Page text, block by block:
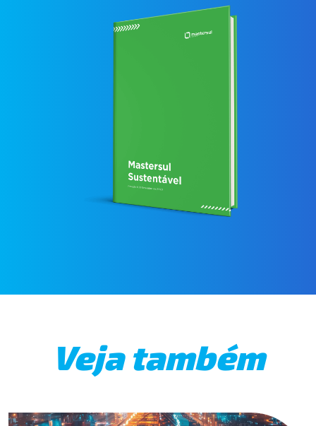
Veja também